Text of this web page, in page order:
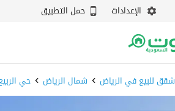
الإعدادات حمل التطبيق
شقق للبيع في الرياض شمال الرياض حي